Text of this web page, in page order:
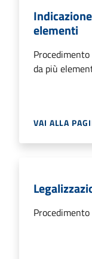
elementi
da più
VAI ALLA